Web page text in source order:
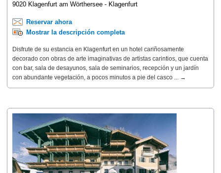
9020 Klagenfurt am Wörthersee - Klagenfurt
Reservar ahora
Mostrar la descripción completa
Disfrute de su estancia en Klagenfurt en un hotel cariñosamente
decorado con obras de arte imaginativas de artistas carintios, que cuenta
con bar, sala de desayunos, sala de seminarios, recepción y un jardín
con abundante vegetación, a pocos minutos a pie del casco ... →